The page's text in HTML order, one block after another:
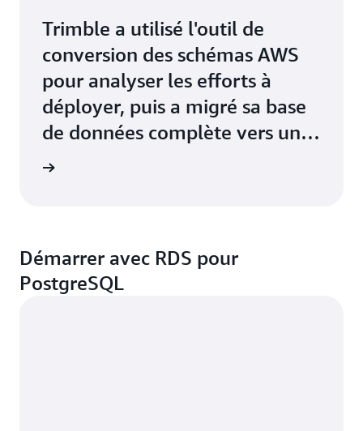
Trimble a utilisé l'outil de
conversion des schémas AWS
pour analyser les efforts à
déployer, puis a migré sa base
de données complète vers un
service PostgreSQL géré sur
Démarrer avec RDS pour
PostgreSQL